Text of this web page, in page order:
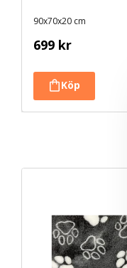
90x70x20 cm
699 kr